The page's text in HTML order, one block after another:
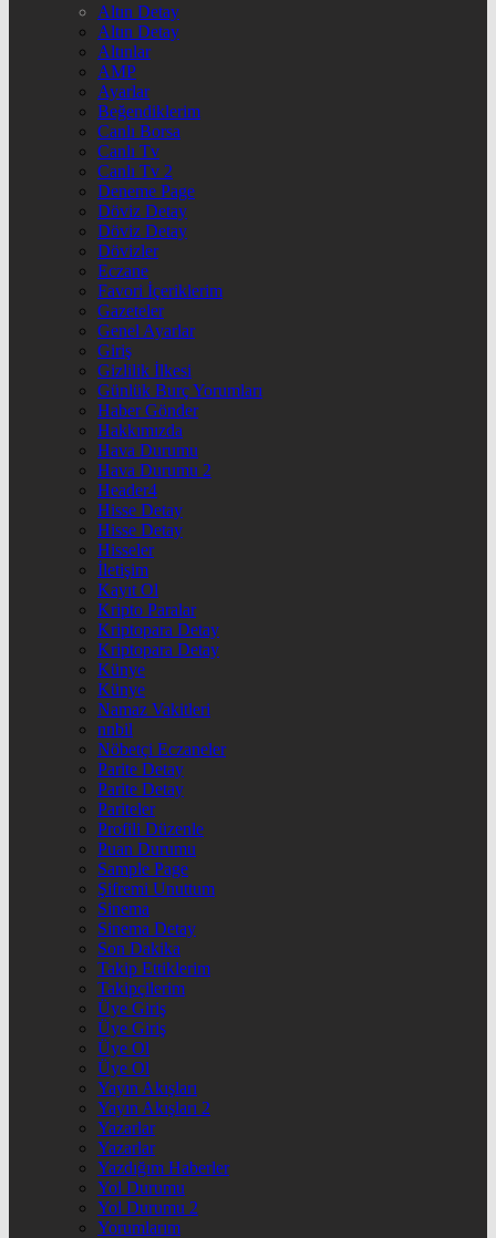
Altın Detay
Altın Detay
Altınlar
AMP
Ayarlar
Beğendiklerim
Canlı Borsa
Canlı Tv
Canlı Tv 2
Deneme Page
Döviz Detay
Döviz Detay
Dövizler
Eczane
Favori İçeriklerim
Gazeteler
Genel Ayarlar
Giriş
Gizlilik İlkesi
Günlük Burç Yorumları
Haber Gönder
Hakkımızda
Hava Durumu
Hava Durumu 2
Header4
Hisse Detay
Hisse Detay
Hisseler
İletişim
Kayıt Ol
Kripto Paralar
Kriptopara Detay
Kriptopara Detay
Künye
Künye
Namaz Vakitleri
nnbil
Nöbetçi Eczaneler
Parite Detay
Parite Detay
Pariteler
Profili Düzenle
Puan Durumu
Sample Page
Şifremi Unuttum
Sinema
Sinema Detay
Son Dakika
Takip Ettiklerim
Takipçilerim
Üye Giriş
Üye Giriş
Üye Ol
Üye Ol
Yayın Akışları
Yayın Akışları 2
Yazarlar
Yazarlar
Yazdığım Haberler
Yol Durumu
Yol Durumu 2
Yorumlarım